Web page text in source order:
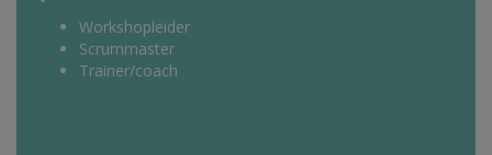
Workshopleider
Scrummaster
Trainer/coach